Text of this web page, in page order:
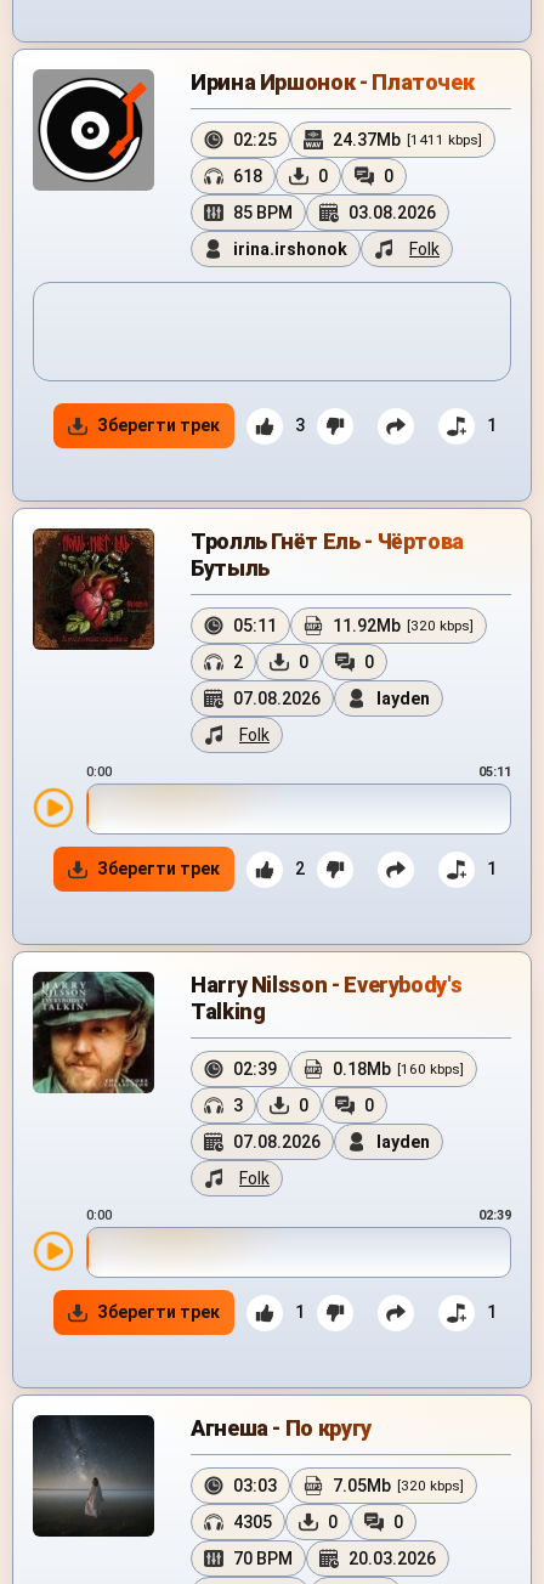
Ирина Иршонок - Платочек
02:25 24.37Mb [1411 kbps]
618 0
0
85 BPM
03.08.2026
irina.irshonok
Folk
Зберегти трек 3 1
Тролль Гнёт Ель - Чёртова
Бутыль
05:11 11.92Mb [320 kbps]
2 0
0
07.08.2026
layden
Folk
0:00 05:11
Зберегти трек 2 1
Harry Nilsson - Everybody's
Talking
02:39 0.18Mb [160 kbps]
3 0
0
07.08.2026
layden
Folk
0:00 02:39
Зберегти трек 1 1
Агнеша - По кругу
03:03 7.05Mb [320 kbps]
4305 0
0
70 BPM
20.03.2026